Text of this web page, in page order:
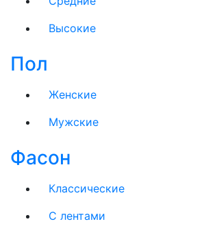
Высокие
Пол
Женские
Мужские
Фасон
Классические
С лентами